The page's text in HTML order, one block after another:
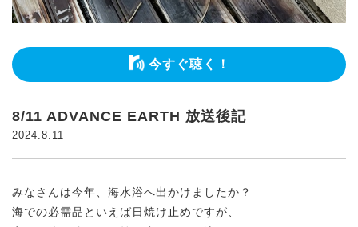
今すぐ聴く！
8/11 ADVANCE EARTH 放送後記
2024.8.11
みなさんは今年、海水浴へ出かけましたか？
海での必需品といえば日焼け止めですが、